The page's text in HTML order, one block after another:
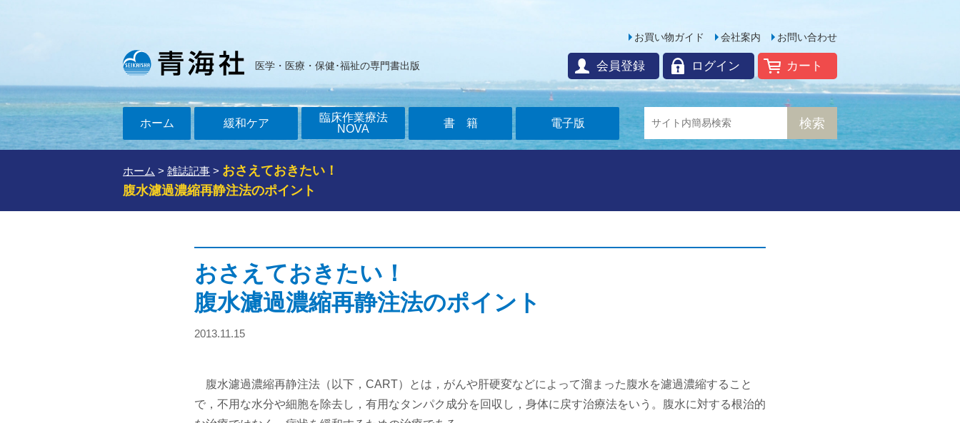
医学・医療・保健･福祉の専門書出版
お問い合わせ
会社案内
お買い物ガイド
カート
ログイン
会員登録
ホーム 緩和ケア
臨床作業療法
NOVA
書籍 電子版
ホーム > 雑誌記事 > おさえておきたい！
腹水濾過濃縮再静注法のポイント
おさえておきたい！
腹水濾過濃縮再静注法のポイント
2013.11.15
腹水濾過濃縮再静注法（以下，CART）とは，がんや肝硬変などによって溜まった腹水を濾過濃縮すること
で，不用な水分や細胞を除去し，有用なタンパク成分を回収し，身体に戻す治療法をいう。腹水に対する根治的